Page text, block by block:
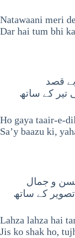
Natawaani meri
Dar hai tum bhi
قصد
کے ساتھ
Ho gaya taair-e-
Sa’y baazu ki,
و جمال
کے ساتھ
Lahza lahza hai
Jis ko shak ho,